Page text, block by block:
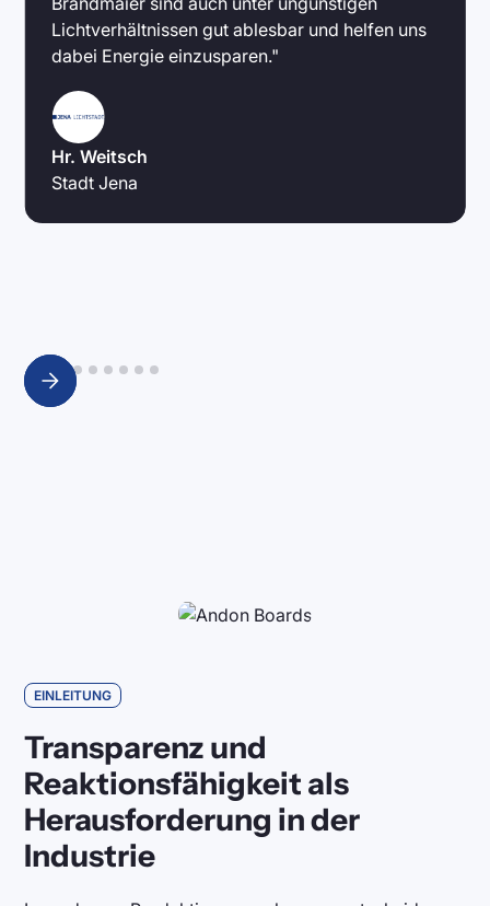
Lichtverhältnissen gut ablesbar und helfen uns
dabei Energie einzusparen."
Hr. Weitsch
Stadt Jena
Slide 2 of 9.
EINLEITUNG
Transparenz und
Reaktionsfähigkeit als
Herausforderung in der
Industrie